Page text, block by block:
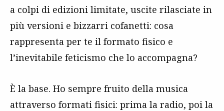
a colpi di edizioni limitate, uscite rilasciate in
più versioni e bizzarri cofanetti: cosa
rappresenta per te il formato fisico e
l’inevitabile feticismo che lo accompagna?
È la base. Ho sempre fruito della musica
attraverso formati fisici: prima la radio, poi la